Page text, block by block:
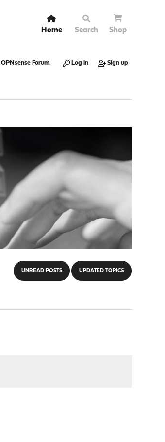
Home Search Shop
OPNsense Forum. Log in Sign up
UNREAD POSTS UPDATED TOPICS